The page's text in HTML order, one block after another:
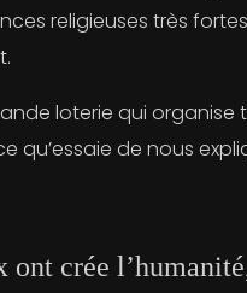
religieuses très
loterie qui
qu’essaie de nous
ont crée